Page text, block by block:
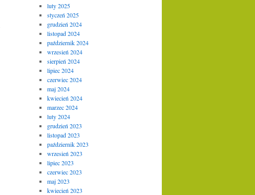
luty 2025
styczeń 2025
grudzień 2024
listopad 2024
październik 2024
wrzesień 2024
sierpień 2024
lipiec 2024
czerwiec 2024
maj 2024
kwiecień 2024
marzec 2024
luty 2024
grudzień 2023
listopad 2023
październik 2023
wrzesień 2023
lipiec 2023
czerwiec 2023
maj 2023
kwiecień 2023